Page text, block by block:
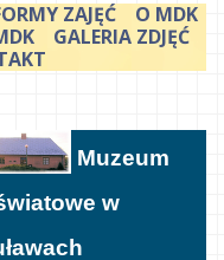
ZAJĘĆ
O MDK
GALERIA ZDJĘĆ
Muzeum
w